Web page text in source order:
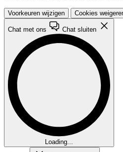
Voorkeuren wijzigen Cookies
Chat met ons Chat sluiten
Loading...